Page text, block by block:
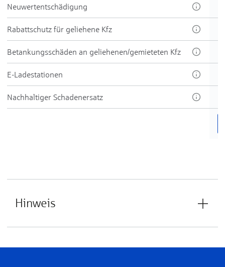
Neu­wert­ent­schädi­gung
Rabatt­schutz für ge­liehene Kfz
Be­tankungs­schäden an ge­liehenen/gemie­teten Kfz
E-Ladestationen
Nachhaltiger Schadenersatz
Hinweis